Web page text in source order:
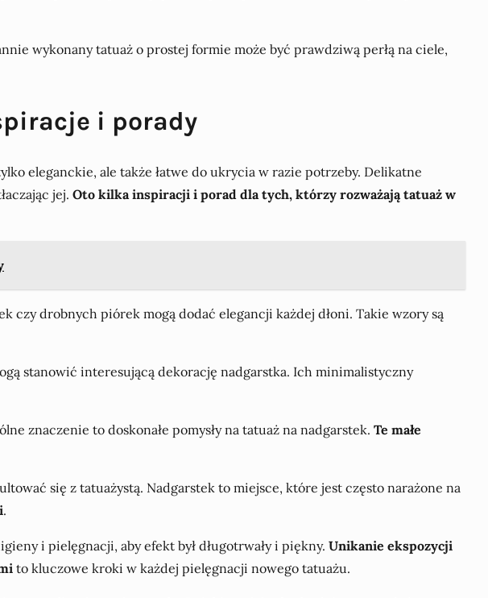
wykonany tatuaż o prostej formie może być prawdziwą perłą na ciele,
i porady
eleganckie, ale także łatwe do ukrycia w razie potrzeby. Delikatne
jej. Oto kilka inspiracji i porad dla tych, którzy rozważają tatuaż w
drobnych piórek mogą dodać elegancji każdej dłoni. Takie wzory są
stanowić interesującą dekorację nadgarstka. Ich minimalistyczny
znaczenie to doskonałe pomysły na tatuaż na nadgarstek. Te małe
się z tatuażystą. Nadgarstek to miejsce, które jest często narażone na
.
i pielęgnacji, aby efekt był długotrwały i piękny. Unikanie ekspozycji
to kluczowe kroki w każdej pielęgnacji nowego tatuażu.